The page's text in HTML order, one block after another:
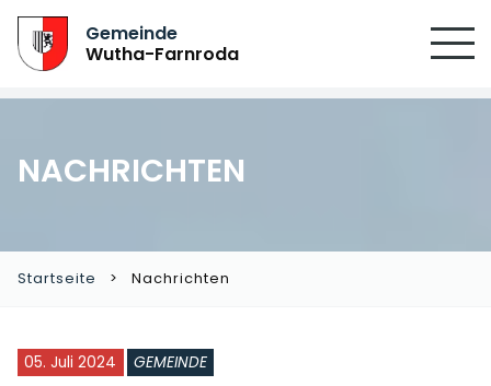
Gemeinde
Wutha-Farnroda
NACHRICHTEN
Startseite Nachrichten
05. Juli 2024 GEMEINDE